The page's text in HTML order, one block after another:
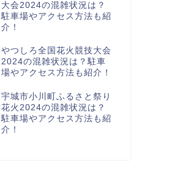
大会2024の混雑状況は？
駐車場やアクセス方法も紹
介！
やつしろ全国花火競技大会
2024の混雑状況は？駐車
場やアクセス方法も紹介！
宇城市小川町ふるさと祭り
花火2024の混雑状況は？
駐車場やアクセス方法も紹
介！